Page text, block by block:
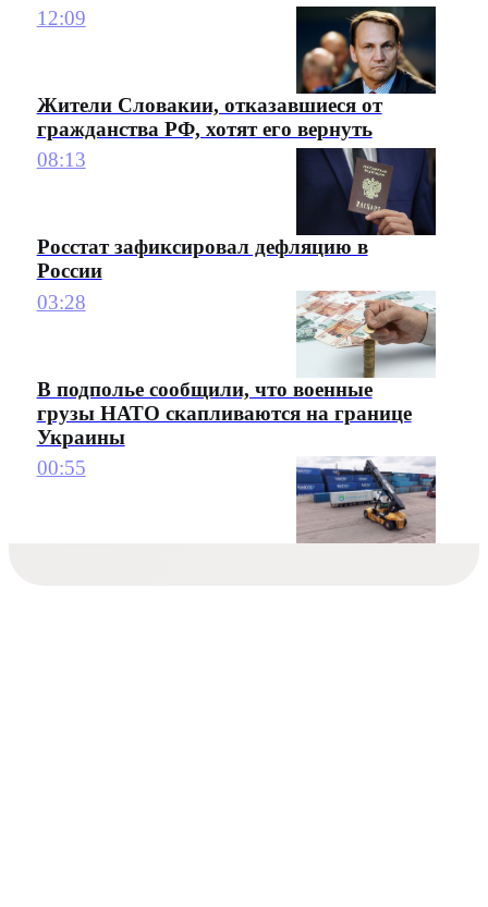
12:09
Жители Словакии, отказавшиеся от
гражданства РФ, хотят его вернуть
08:13
Росстат зафиксировал дефляцию в
России
03:28
В подполье сообщили, что военные
грузы НАТО скапливаются на границе
Украины
00:55